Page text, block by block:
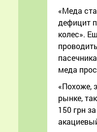
«Меда
дефицит
колес».
меда
«Похоже,
рынке,
150 грн